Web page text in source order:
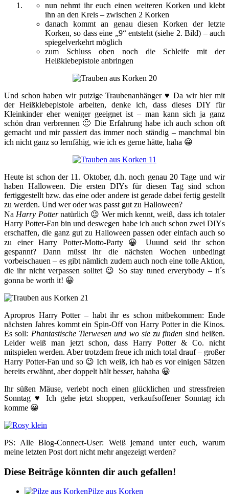
nun nehmt ihr euch einen weiteren Korken und klebt
ihn an den Kreis – zwischen 2 Korken
danach kommt an genau diesen Korken der letzte
Korken, so dass eine „9“ entsteht (siehe 2. Bild) – auch
spiegelverkehrt möglich
zum Schluss oben noch die Schleife mit der
Heißklebepistole anbringen
Und schon haben wir putzige Traubenanhänger ♥ Da wir hier mit
der Heißklebepistole arbeiten, denke ich, dass dieses DIY für
Kleinkinder eher weniger geeignet ist – man kann sich ja ganz
schön dran verbrennen 🙁 Die Erfahrung habe ich auch schon oft
gemacht und mir passiert das immer noch ständig – manchmal bin
ich nicht ganz so lernfähig, wie ich es gerne hätte, haha 😀
Heute ist schon der 11. Oktober, d.h. noch genau 20 Tage und wir
haben Halloween. Die ersten DIYs für diesen Tag sind schon
fertiggestellt bzw. das eine oder andere ist gerade dabei fertig gestellt
zu werden. Und wer oder was passt gut zu Halloween?
Na Harry Potternatürlich 😉 Wer mich kennt, weiß, dass ich totaler
Harry Potter-Fan bin und deswegen habe ich auch schon zwei DIYs
erschaffen, die ganz gut zu Halloween passen oder einfach auch so
zu einer Harry Potter-Motto-Party 😀 Uuund seid ihr schon
gespannt? Dann müsst ihr die nächsten Wochen unbedingt
vorbeischauen – es gibt nämlich zudem auch noch eine tolle Aktion,
die ihr nicht verpassen solltet 😉 So stay tuned erverybody – it´s
gonna be worth it! 😀
Apropros Harry Potter – habt ihr es schon mitbekommen: Ende
nächsten Jahres kommt ein Spin-Off von Harry Potter in die Kinos.
Es soll: Phantastische Tierwesen und wo sie zu finden sind heißen.
Leider weiß man jetzt schon, dass Harry Potter & Co. nicht
mitspielen werden. Aber trotzdem freue ich mich total drauf – großer
Harry Potter-Fan und so 😉 Ich weiß, ich hab es vor einigen Sätzen
bereits erwähnt, aber doppelt hält besser, hahaha 😀
Ihr süßen Mäuse, verlebt noch einen glücklichen und stressfreien
Sonntag ♥ Ich gehe jetzt shoppen, verkaufsoffener Sonntag ich
komme 😀
PS: Alle Blog-Connect-User: Weiß jemand unter euch, warum
meine letzten Post dort nicht mehr angezeigt werden?
Diese Beiträge könnten dir auch gefallen!
Pilze aus Korken